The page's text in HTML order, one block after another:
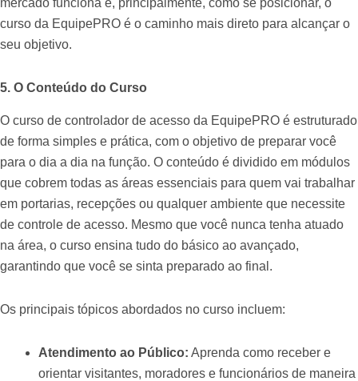
mercado funciona e, principalmente, como se posicionar, o
curso da EquipePRO é o caminho mais direto para alcançar o
seu objetivo.
5. O Conteúdo do Curso
O curso de controlador de acesso da EquipePRO é estruturado
de forma simples e prática, com o objetivo de preparar você
para o dia a dia na função. O conteúdo é dividido em módulos
que cobrem todas as áreas essenciais para quem vai trabalhar
em portarias, recepções ou qualquer ambiente que necessite
de controle de acesso. Mesmo que você nunca tenha atuado
na área, o curso ensina tudo do básico ao avançado,
garantindo que você se sinta preparado ao final.
Os principais tópicos abordados no curso incluem:
Atendimento ao Público: Aprenda como receber e
orientar visitantes, moradores e funcionários de maneira